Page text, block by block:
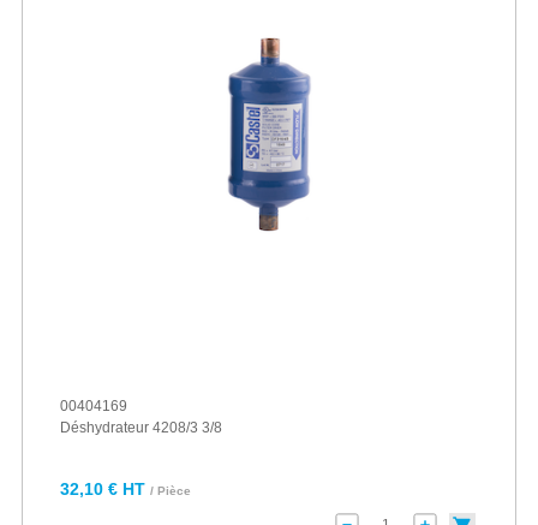
00404169
Déshydrateur 4208/3 3/8
32,10 € HT / Pièce